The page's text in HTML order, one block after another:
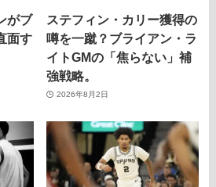
がブ
面す
ステフィン・カリー獲得の
噂を一蹴？ブライアン・ラ
イトGMの「焦らない」補
強戦略。
2026年8月2日